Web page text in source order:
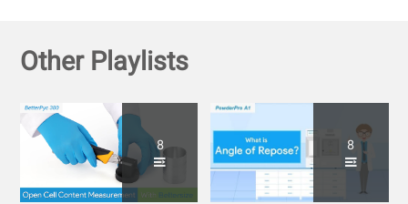
Other Playlists
8 8